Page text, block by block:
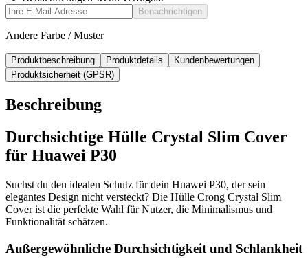
Benachrichtigen
Andere Farbe / Muster
Produktbeschreibung Produktdetails
Kundenbewertungen
Produktsicherheit (GPSR)
Beschreibung
Durchsichtige Hülle Crystal Slim Cover
für Huawei P30
Suchst du den idealen Schutz für dein Huawei P30, der sein
elegantes Design nicht versteckt? Die Hülle Crong Crystal Slim
Cover ist die perfekte Wahl für Nutzer, die Minimalismus und
Funktionalität schätzen.
Außergewöhnliche Durchsichtigkeit und Schlankheit